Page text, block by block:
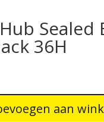
36H
aan